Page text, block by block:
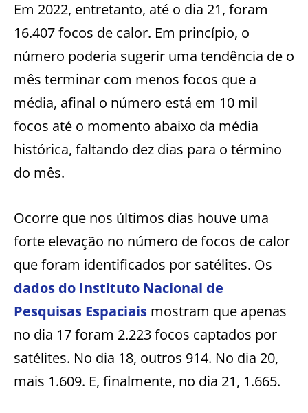
Em 2022, entretanto, até o dia 21, foram
16.407 focos de calor. Em princípio, o
número poderia sugerir uma tendência de o
mês terminar com menos focos que a
média, afinal o número está em 10 mil
focos até o momento abaixo da média
histórica, faltando dez dias para o término
do mês.
Ocorre que nos últimos dias houve uma
forte elevação no número de focos de calor
que foram identificados por satélites. Os
dados do Instituto Nacional de
Pesquisas Espaciais mostram que apenas
no dia 17 foram 2.223 focos captados por
satélites. No dia 18, outros 914. No dia 20,
mais 1.609. E, finalmente, no dia 21, 1.665.